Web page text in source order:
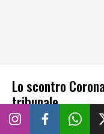
Lo scontro
tribunale
Il vero nodo della